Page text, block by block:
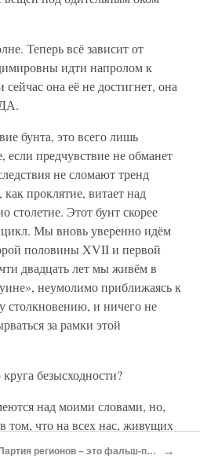
Теперь всё зависит от
идти напролом к
она её не достигнет, она
бунта, это всего лишь
предчувствие не обманет
не сломают тренд
проклятие, витает над
столетие. Этот бунт скорее
цикл. Мы вновь уверенно идём
половины XVII и первой
двадцать лет мы живём в
неумолимо приближаясь к
столкновению, и ничего не
за рамки этой
безысходности?
над моими словами, но,
том, что на всех нас, живущих
Иудин грех, – грех
Партия регионов – это фальш-панель Русского Мира на Украине →